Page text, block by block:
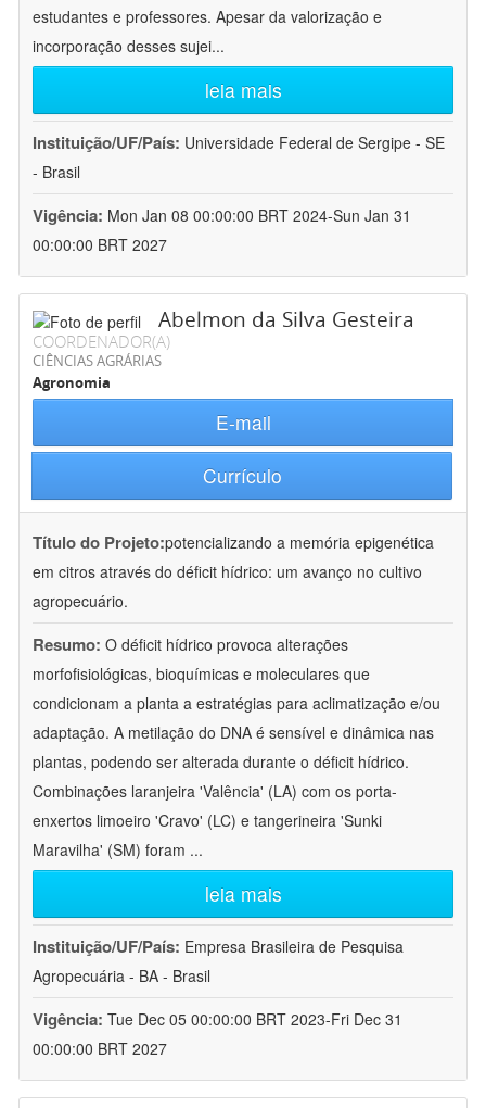
estudantes e professores. Apesar da valorização e
incorporação desses sujei...
leia mais
Instituição/UF/País: Universidade Federal de Sergipe - SE
- Brasil
Vigência: Mon Jan 08 00:00:00 BRT 2024-Sun Jan 31
00:00:00 BRT 2027
Abelmon da Silva Gesteira
COORDENADOR(A)
CIÊNCIAS AGRÁRIAS
Agronomia
E-mail
Currículo
Título do Projeto:potencializando a memória epigenética
em citros através do déficit hídrico: um avanço no cultivo
agropecuário.
Resumo: O déficit hídrico provoca alterações
morfofisiológicas, bioquímicas e moleculares que
condicionam a planta a estratégias para aclimatização e/ou
adaptação. A metilação do DNA é sensível e dinâmica nas
plantas, podendo ser alterada durante o déficit hídrico.
Combinações laranjeira 'Valência' (LA) com os porta-
enxertos limoeiro 'Cravo' (LC) e tangerineira 'Sunki
Maravilha' (SM) foram ...
leia mais
Instituição/UF/País: Empresa Brasileira de Pesquisa
Agropecuária - BA - Brasil
Vigência: Tue Dec 05 00:00:00 BRT 2023-Fri Dec 31
00:00:00 BRT 2027